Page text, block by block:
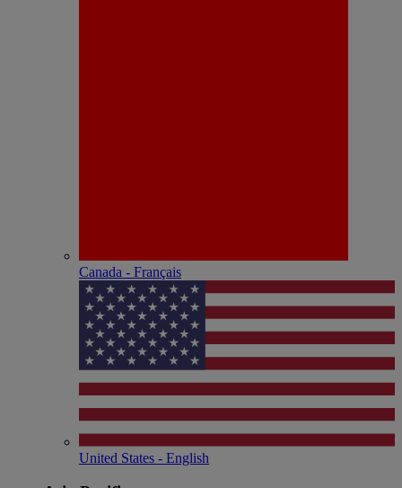
Canada - Français
United States - English